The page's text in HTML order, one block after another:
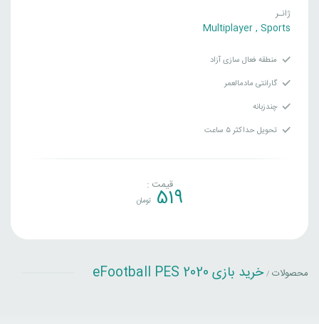
ژانـر
Multiplayer, Sports
منطقه فعال سازی آزاد
گارانتی مادمالعمر
چندزبانه
تحویل حداکثر ۵ ساعت
قیمت :
519 تومان
محصولات / خرید بازی eFootball PES 2020